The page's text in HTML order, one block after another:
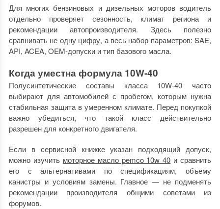
Для многих бензиновых и дизельных моторов водитель
отдельно проверяет сезонность, климат региона и
рекомендации автопроизводителя. Здесь полезно
сравнивать не одну цифру, а весь набор параметров: SAE,
API, ACEA, OEM-допуски и тип базового масла.
Когда уместна формула 10W-40
Полусинтетические составы класса 10W-40 часто
выбирают для автомобилей с пробегом, которым нужна
стабильная защита в умеренном климате. Перед покупкой
важно убедиться, что такой класс действительно
разрешен для конкретного двигателя.
Если в сервисной книжке указан подходящий допуск,
можно изучить моторное масло pemco 10w 40 и сравнить
его с альтернативами по спецификациям, объему
канистры и условиям замены. Главное — не подменять
рекомендации производителя общими советами из
форумов.